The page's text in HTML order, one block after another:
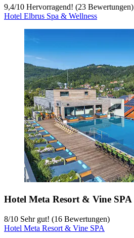
9,4/10 Hervorragend! (23 Bewertungen)
Hotel Elbrus Spa & Wellness
Hotel Meta Resort & Vine SPA
8/10 Sehr gut! (16 Bewertungen)
Hotel Meta Resort & Vine SPA